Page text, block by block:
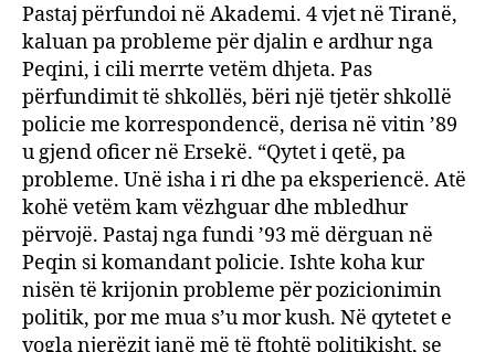
Pastaj përfundoi në Akademi. 4 vjet në Tiranë,
kaluan pa probleme për djalin e ardhur nga
Peqini, i cili merrte vetëm dhjeta. Pas
përfundimit të shkollës, bëri një tjetër shkollë
policie me korrespondencë, derisa në vitin ’89
u gjend oficer në Ersekë. “Qytet i qetë, pa
probleme. Unë isha i ri dhe pa eksperiencë. Atë
kohë vetëm kam vëzhguar dhe mbledhur
përvojë. Pastaj nga fundi ’93 më dërguan në
Peqin si komandant policie. Ishte koha kur
nisën të krijonin probleme për pozicionimin
politik, por me mua s’u mor kush. Në qytetet e
vogla njerëzit janë më të ftohtë politikisht, se